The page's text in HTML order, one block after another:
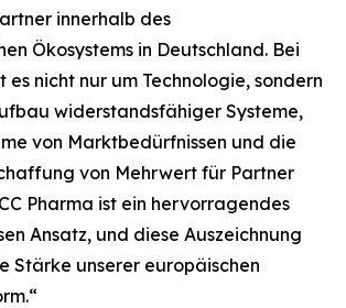
innerhalb des
Ökosystems in Deutschland. Bei
nicht nur um Technologie, sondern
widerstandsfähiger Systeme,
von Marktbedürfnissen und die
von Mehrwert für Partner
Pharma ist ein hervorragendes
Ansatz, und diese Auszeichnung
Stärke unserer europäischen